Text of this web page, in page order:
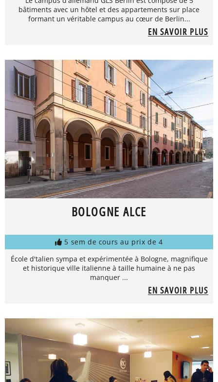
bâtiments avec un hôtel et des appartements sur place
formant un véritable campus au cœur de Berlin...
EN SAVOIR PLUS
BOLOGNE ALCE
5 sem de cours au prix de 4
École d'talien sympa et expérimentée à Bologne, magnifique
et historique ville italienne à taille humaine à ne pas
manquer ...
EN SAVOIR PLUS